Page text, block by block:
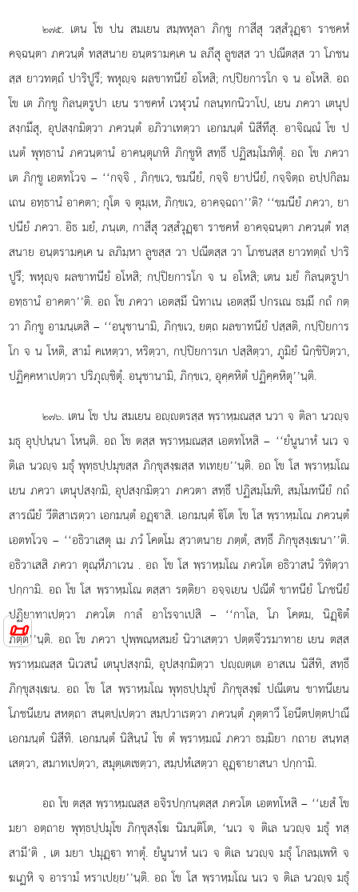
📜
๒๗๕. เตน โข ปน สมเยน สมฺพหุลา ภิกฺขู กาสีสุ วสฺสํวุฏฺา ราชคหํ
คจฺฉนฺตา ภควนฺตํ ทสฺสนาย อนฺตรามคฺเค น ลภึสุ ลูขสฺส วา ปณีตสฺส วา โภชน
สฺส ยาวทตฺถํ ปาริปูรึ; พหุฺจ ผลขาทนียํ อโหสิ; กปฺปิยการโก จ น อโหสิ. อถ
โข เต ภิกฺขู กิลนฺตรูปา เยน ราชคหํ เวฬุวนํ กลนฺทกนิวาโป, เยน ภควา เตนุป
สงฺกมึสุ, อุปสงฺกมิตฺวา ภควนฺตํ อภิวาเทตฺวา เอกมนฺตํ นิสีทึสุ. อาจิณฺณํ โข ป
เนตํ พุทฺธานํ ภควนฺตานํ อาคนฺตุเกหิ ภิกฺขูหิ สทฺธึ ปฏิสมฺโมทิตุํ. อถ โข ภควา
เต ภิกฺขู เอตทโวจ – ‘‘กจฺจิ, ภิกฺขเว, ขมนียํ, กจฺจิ ยาปนียํ, กจฺจิตฺถ อปฺปกิลม
เถน อทฺธานํ อาคตา; กุโต จ ตุมฺเห, ภิกฺขเว, อาคจฺฉถา’’ติ? ‘‘ขมนียํ ภควา, ยา
ปนียํ ภควา. อิธ มยํ, ภนฺเต, กาสีสุ วสฺสํวุฏฺา ราชคหํ อาคจฺฉนฺตา ภควนฺตํ ทสฺ
สนาย อนฺตรามคฺเค น ลภิมฺหา ลูขสฺส วา ปณีตสฺส วา โภชนสฺส ยาวทตฺถํ ปาริ
ปูรึ; พหุฺจ ผลขาทนียํอโหสิ; กปฺปิยการโก จ น อโหสิ; เตน มยํ กิลนฺตรูปา
อทฺธานํ อาคตา’’ติ. อถ โข ภควา เอตสฺมึ นิทาเน เอตสฺมึ ปกรเณ ธมฺมึ กถํ กตฺ
วา ภิกฺขู อามนฺเตสิ – ‘‘อนุชานามิ, ภิกฺขเว, ยตฺถ ผลขาทนียํ ปสฺสติ, กปฺปิยการ
โก จ น โหติ, สามํ คเหตฺวา, หริตฺวา, กปฺปิยการเก ปสฺสิตฺวา, ภูมิยํ นิกฺขิปิตฺวา,
ปฏิคฺคหาเปตฺวา ปริภุฺชิตุํ. อนุชานามิ, ภิกฺขเว, อุคฺคหิตํ ปฏิคฺคหิตุ’’นฺติ.
๒๗๖. เตน โข ปน สมเยน อฺตรสฺส พฺราหฺมณสฺส นวา จ ติลา นวฺจ
มธุ อุปฺปนฺนา โหนฺติ. อถ โข ตสฺส พฺราหฺมณสฺส เอตทโหสิ– ‘‘ยํนูนาหํ นเว จ
ติเล นวฺจ มธุํ พุทฺธปฺปมุขสฺส ภิกฺขุสงฺฆสฺส ทเทยฺย’’นฺติ. อถ โข โส พฺราหฺมโณ
เยน ภควา เตนุปสงฺกมิ, อุปสงฺกมิตฺวา ภควตา สทฺธึ ปฏิสมฺโมทิ, สมฺโมทนียํ กถํ
สารณียํ วีติสาเรตฺวา เอกมนฺตํ อฏฺาสิ. เอกมนฺตํ ิโต โข โส พฺราหฺมโณ ภควนฺตํ
เอตทโวจ – ‘‘อธิวาเสตุ เม ภวํ โคตโม สฺวาตนาย ภตฺตํ, สทฺธึ ภิกฺขุสงฺเฆนา’’ติ.
อธิวาเสสิ ภควา ตุณฺหีภาเวน . อถ โข โส พฺราหฺมโณ ภควโต อธิวาสนํ วิทิตฺวา
ปกฺกามิ. อถ โข โส พฺราหฺมโณ ตสฺสา รตฺติยา อจฺจเยน ปณีตํ ขาทนียํ โภชนียํ
ปฏิยาทาเปตฺวา ภควโต กาลํ อาโรจาเปสิ – ‘‘กาโล, โภ โคตม, นิฏฺิตํ
ภตฺต’’นฺติ. อถ โข ภควา ปุพฺพณฺหสมยํ นิวาเสตฺวา ปตฺตจีวรมาทาย เยน ตสฺส
พฺราหฺมณสฺส นิเวสนํ เตนุปสงฺกมิ, อุปสงฺกมิตฺวา ปฺตฺเต อาสเน นิสีทิ, สทฺธึ
ภิกฺขุสงฺเฆน. อถ โข โส พฺราหฺมโณ พุทฺธปฺปมุขํ ภิกฺขุสงฺฆํ ปณีเตน ขาทนีเยน
โภชนีเยน สหตฺถา สนฺตปฺเปตฺวา สมฺปวาเรตฺวา ภควนฺตํ ภุตฺตาวึ โอนีตปตฺตปาณึ
เอกมนฺตํ นิสีทิ. เอกมนฺตํ นิสินฺนํ โข ตํ พฺราหฺมณํ ภควา ธมฺมิยา กถาย สนฺทสฺ
เสตฺวา, สมาทเปตฺวา, สมุตฺเตเชตฺวา, สมฺปหํเสตฺวา อุฏฺายาสนา ปกฺกามิ.
อถโข ตสฺส พฺราหฺมณสฺส อจิรปกฺกนฺตสฺส ภควโต เอตทโหสิ – ‘‘เยสํ โข
มยา อตฺถาย พุทฺธปฺปมุโข ภิกฺขุสงฺโฆ นิมนฺติโต, ‘นเว จ ติเล นวฺจ มธุํ ทสฺ
สามี’ติ , เต มยา ปมุฏฺา ทาตุํ. ยํนูนาหํ นเว จ ติเล นวฺจ มธุํ โกลมฺเพหิ จ
ฆเฏหิ จ อารามํ หราเปยฺย’’นฺติ. อถ โข โส พฺราหฺมโณ นเว จ ติเล นวฺจ มธุํ